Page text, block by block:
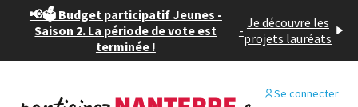
📢🗳️ Budget participatif Jeunes -
Saison 2. La période de vote est
terminée !
- Je découvre les
projets lauréats
Se connecter